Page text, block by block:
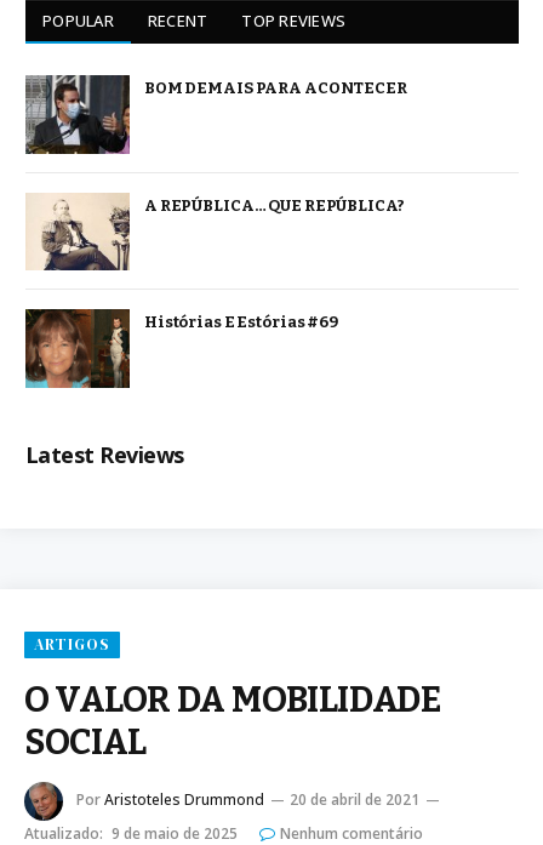
POPULAR RECENT TOP REVIEWS
BOM DEMAIS PARA ACONTECER
A REPÚBLICA… QUE REPÚBLICA?
Histórias E Estórias #69
Latest Reviews
ARTIGOS
O VALOR DA MOBILIDADE
SOCIAL
PorAristoteles Drummond
20 de abril de 2021
Atualizado: 9 de maio de 2025
Nenhum comentário